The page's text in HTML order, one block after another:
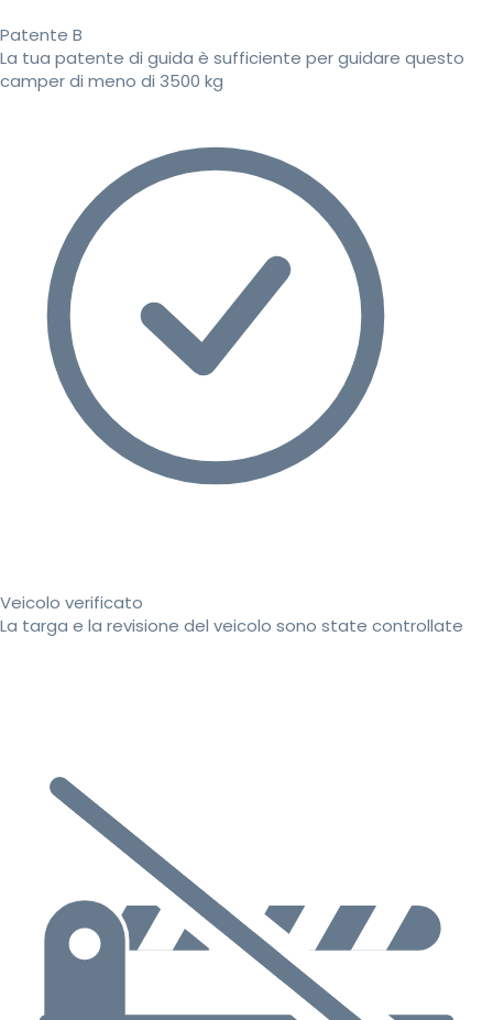
Patente B
La tua patente di guida è sufficiente per guidare questo
camper di meno di 3500 kg
Veicolo verificato
La targa e la revisione del veicolo sono state controllate